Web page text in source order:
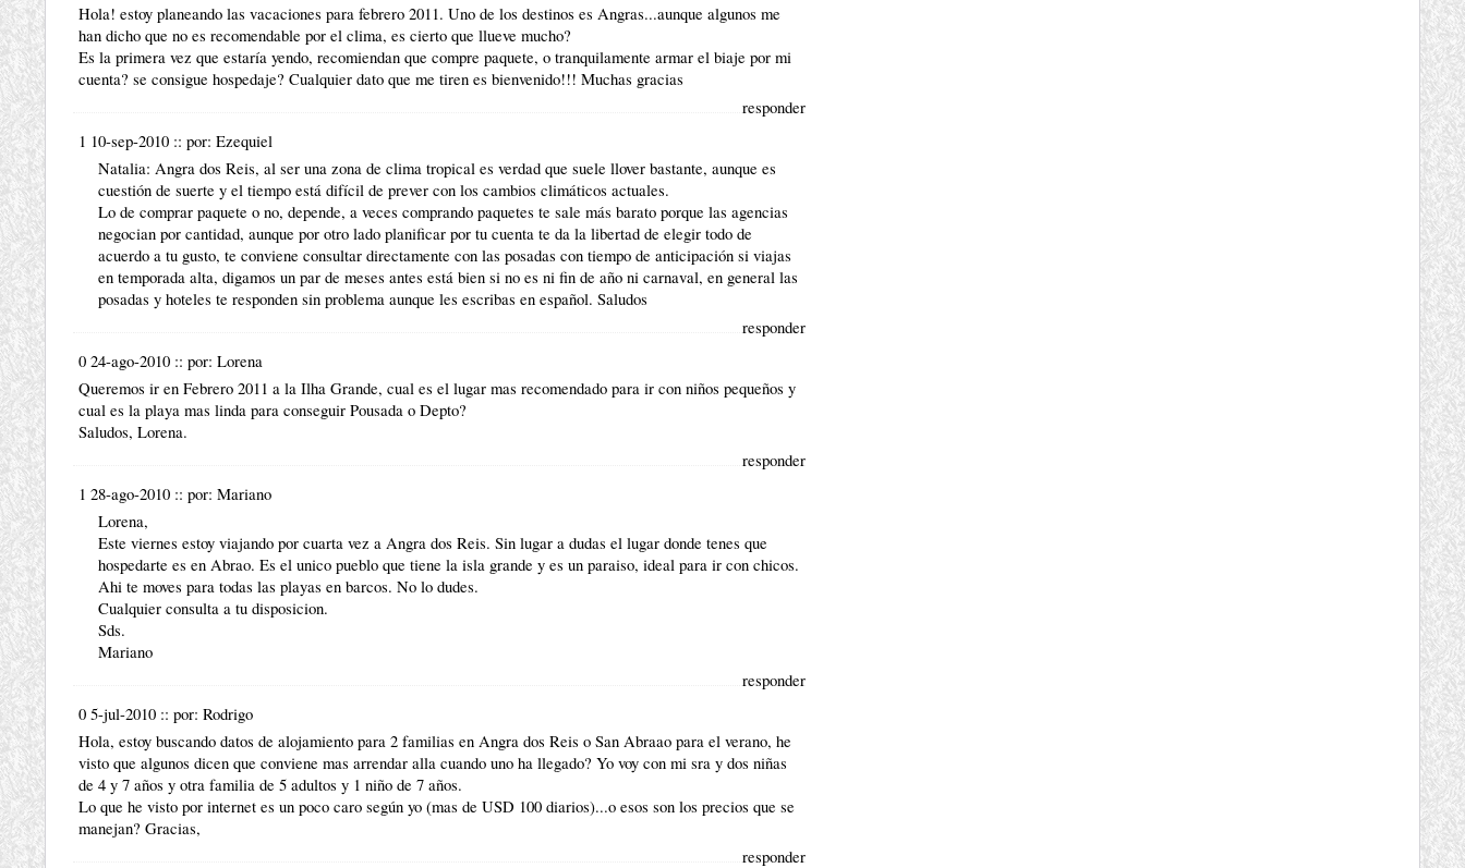
Hola! estoy planeando las vacaciones para febrero 2011. Uno de los destinos es Angras...aunque algunos me
han dicho que no es recomendable por el clima, es cierto que llueve mucho?
Es la primera vez que estaría yendo, recomiendan que compre paquete, o tranquilamente armar el biaje por mi
cuenta? se consigue hospedaje? Cualquier dato que me tiren es bienvenido!!! Muchas gracias
responder
1 10-sep-2010 :: por: Ezequiel
Natalia: Angra dos Reis, al ser una zona de clima tropical es verdad que suele llover bastante, aunque es
cuestión de suerte y el tiempo está difícil de prever con los cambios climáticos actuales.
Lo de comprar paquete o no, depende, a veces comprando paquetes te sale más barato porque las agencias
negocian por cantidad, aunque por otro lado planificar por tu cuenta te da la libertad de elegir todo de
acuerdo a tu gusto, te conviene consultar directamente con las posadas con tiempo de anticipación si viajas
en temporada alta, digamos un par de meses antes está bien si no es ni fin de año ni carnaval, en general las
posadas y hoteles te responden sin problema aunque les escribas en español. Saludos
responder
0 24-ago-2010 :: por: Lorena
Queremos ir en Febrero 2011 a la Ilha Grande, cual es el lugar mas recomendado para ir con niños pequeños y
cual es la playa mas linda para conseguir Pousada o Depto?
Saludos, Lorena.
responder
1 28-ago-2010 :: por: Mariano
Lorena,
Este viernes estoy viajando por cuarta vez a Angra dos Reis. Sin lugar a dudas el lugar donde tenes que
hospedarte es en Abrao. Es el unico pueblo que tiene la isla grande y es un paraiso, ideal para ir con chicos.
Ahi te moves para todas las playas en barcos. No lo dudes.
Cualquier consulta a tu disposicion.
Sds.
Mariano
responder
0 5-jul-2010 :: por: Rodrigo
Hola, estoy buscando datos de alojamiento para 2 familias en Angra dos Reis o San Abraao para el verano, he
visto que algunos dicen que conviene mas arrendar alla cuando uno ha llegado? Yo voy con mi sra y dos niñas
de 4 y 7 años y otra familia de 5 adultos y 1 niño de 7 años.
Lo que he visto por internet es un poco caro según yo (mas de USD 100 diarios)...o esos son los precios que se
manejan? Gracias,
responder